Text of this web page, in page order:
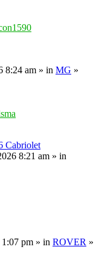
8:24 am » in MG »
Cabriolet
8:21 am » in
pm » in ROVER »